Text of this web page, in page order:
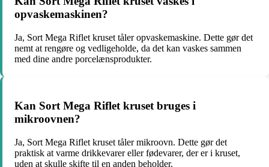
opvaskemaskinen?
Ja, Sort Mega Riflet kruset tåler opvaskemaskine. Dette gør det
nemt at rengøre og vedligeholde, da det kan vaskes sammen
med dine andre porcelænsprodukter.
Kan Sort Mega Riflet kruset bruges i
mikroovnen?
Ja, Sort Mega Riflet kruset tåler mikroovn. Dette gør det
praktisk at varme drikkevarer eller fødevarer, der er i kruset,
uden at skulle skifte til en anden beholder.